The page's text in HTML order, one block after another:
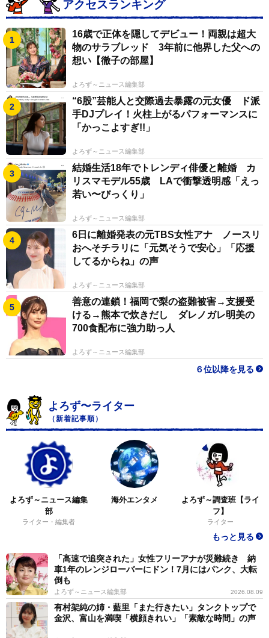
アクセスランキング
16歳で正体を隠してデビュー！両親は超大
物のサラブレッド 3年前に他界した父への
想い【徹子の部屋】
よろず～ニュース編集部
“6股”芸能人と交際過去暴露の元女優 ド派
手DJプレイ！火柱上がるパフォーマンスに
「かっこよすぎ!!」
よろず～ニュース編集部
結婚生活18年でトレンディ俳優と離婚 カ
リスマモデル55歳 LAで衝撃透明感「えっ
若い〜びっくり」
よろず～ニュース編集部
6日に離婚発表の元TBS女性アナ ノースリ
おへそチラリに「元気そうで安心」「応援
してるからね」の声
よろず～ニュース編集部
善意の連鎖！福岡で梨の盗難被害→支援受
ける→熊本で炊きだし ダレノガレ明美の
700食配布に強力助っ人
よろず～ニュース編集部
６位以降を見る
よろず〜ライター
（新着記事順）
よろず～ニュース編集
部
ライター・編集者
海外エンタメ
よろず～調査班【ライ
フ】
ライター
もっと見る
「高速で追突された」女性フリーアナが災難続き 納
車1年のレンジローバーにドン！7月にはパンク、大転
倒も
よろず～ニュース編集部 2026.08.09
有村架純の姉・藍里「また行きたい」タンクトップで
金沢、富山を満喫「横顔きれい」「素敵な時間」の声